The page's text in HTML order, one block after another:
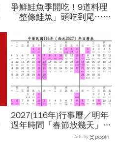
爭鮮鮭魚季開吃！9道料理
「整條鮭魚」頭吃到尾…藏
Hello Kitty、酷洛米18款全
搜集
2027(116年)行事曆／明年
過年時間「春節放幾天」、
寒假時間暑假日期？連假3
Ads by